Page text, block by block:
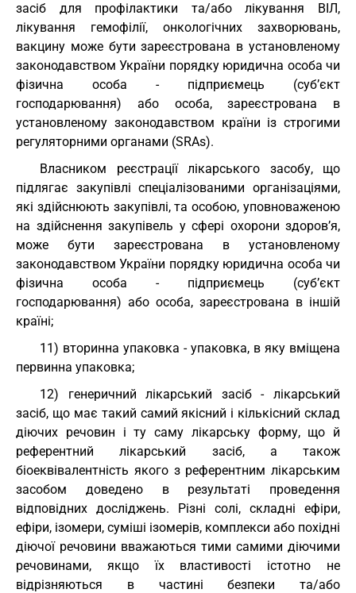
засіб для профілактики та/або лікування ВІЛ,
лікування гемофілії, онкологічних захворювань,
вакцину може бути зареєстрована в установленому
законодавством України порядку юридична особа чи
фізична особа - підприємець (суб’єкт
господарювання) або особа, зареєстрована в
установленому законодавством країни із строгими
регуляторними органами (SRAs).
Власником реєстрації лікарського засобу, що
підлягає закупівлі спеціалізованими організаціями,
які здійснюють закупівлі, та особою, уповноваженою
на здійснення закупівель у сфері охорони здоров’я,
може бути зареєстрована в установленому
законодавством України порядку юридична особа чи
фізична особа - підприємець (суб’єкт
господарювання) або особа, зареєстрована в іншій
країні;
11) вторинна упаковка - упаковка, в яку вміщена
первинна упаковка;
12) генеричний лікарський засіб - лікарський
засіб, що має такий самий якісний і кількісний склад
діючих речовин і ту саму лікарську форму, що й
референтний лікарський засіб, а також
біоеквівалентність якого з референтним лікарським
засобом доведено в результаті проведення
відповідних досліджень. Різні солі, складні ефіри,
ефіри, ізомери, суміші ізомерів, комплекси або похідні
діючої речовини вважаються тими самими діючими
речовинами, якщо їх властивості істотно не
відрізняються в частині безпеки та/або